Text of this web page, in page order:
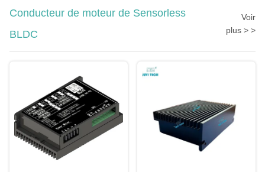
Conducteur de moteur de Sensorless
BLDC
Voir
plus > >